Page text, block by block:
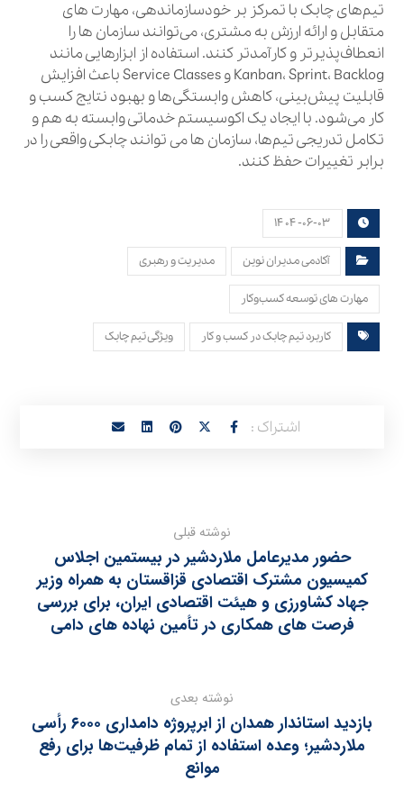
تیم‌های چابک با تمرکز بر خودسازماندهی، مهارت‌ های
متقابل و ارائه ارزش به مشتری، می‌توانند سازمان‌ ها را
انعطاف‌پذیرتر و کارآمدتر کنند. استفاده از ابزارهایی مانند
Kanban، Sprint، Backlog و Service Classes باعث افزایش
قابلیت پیش‌بینی، کاهش وابستگی‌ها و بهبود نتایج کسب‌ و
کار می‌شود. با ایجاد یک اکوسیستم خدماتی وابسته به هم و
تکامل تدریجی تیم‌ها، سازمان‌ ها می‌ توانند چابکی واقعی را در
برابر تغییرات حفظ کنند.
۱۴۰۴-۰۶-۰۳
آکادمی مدیران نوین مدیریت و رهبری
مهارت های توسعه کسب‌وکار
کاربرد تیم چابک در کسب و کار ویژگی تیم چابک
نوشته قبلی
حضور مدیرعامل ملاردشیر در بیستمین اجلاس
کمیسیون مشترک اقتصادی قزاقستان به همراه وزیر
جهاد کشاورزی و هیئت اقتصادی ایران، برای بررسی
فرصت‌ های همکاری در تأمین نهاده‌ های دامی
نوشته بعدی
بازدید استاندار همدان از ابرپروژه دامداری ۶۰۰۰ رأسی
ملاردشیر؛ وعده استفاده از تمام ظرفیت‌ها برای رفع
موانع